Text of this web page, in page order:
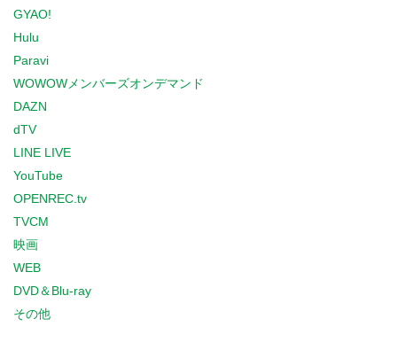
GYAO!
Hulu
Paravi
WOWOWメンバーズオンデマンド
DAZN
dTV
LINE LIVE
YouTube
OPENREC.tv
TVCM
映画
WEB
DVD＆Blu-ray
その他